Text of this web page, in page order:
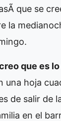
que se
la
que es lo
una hoja
de salir de
en el